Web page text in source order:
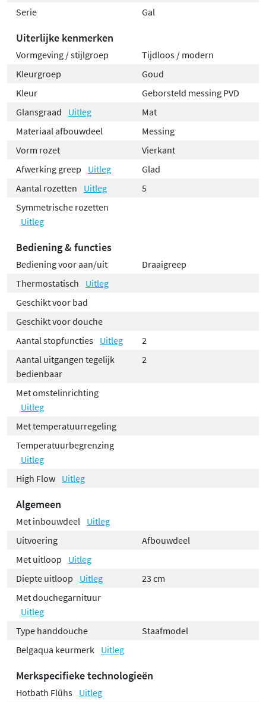
Serie
Gal
Uiterlijke kenmerken
Vormgeving / stijlgroep
Tijdloos / modern
Kleurgroep
Goud
Kleur
Geborsteld messing PVD
Glansgraad
Uitleg
Mat
Materiaal afbouwdeel
Messing
Vorm rozet
Vierkant
Afwerking greep
Uitleg
Glad
Aantal rozetten
Uitleg
5
Symmetrische rozetten
Uitleg
Bediening & functies
Bediening voor aan/uit
Draaigreep
Thermostatisch
Uitleg
Geschikt voor bad
Geschikt voor douche
Aantal stopfuncties Uitleg
2
Aantal uitgangen tegelijk
bedienbaar
2
Met omstelinrichting
Uitleg
Met temperatuurregeling
Temperatuurbegrenzing
Uitleg
High Flow Uitleg
Algemeen
Met inbouwdeel
Uitleg
Uitvoering
Afbouwdeel
Met uitloop
Uitleg
Diepte uitloop
Uitleg
23 cm
Met douchegarnituur
Uitleg
Type handdouche
Staafmodel
Belgaqua keurmerk Uitleg
Merkspecifieke technologieën
Hotbath Flühs Uitleg